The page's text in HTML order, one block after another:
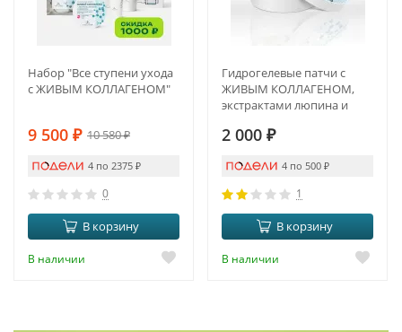
Набор "Все ступени ухода
с ЖИВЫМ КОЛЛАГЕНОМ"
9 500 ₽ 10 580₽
4 по 2375 ₽
0
В корзину
В наличии
Гидрогелевые патчи с
ЖИВЫМ КОЛЛАГЕНОМ,
экстрактами люпина и
ПРОТИВООТЁЧНЫЙ
2 000 ₽
4 по 500 ₽
1
В корзину
В наличии